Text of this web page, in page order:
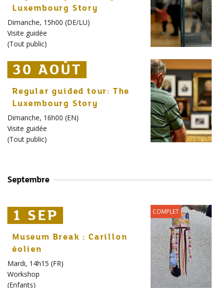
Luxembourg Story
Dimanche, 15h00 (DE/LU)
Visite guidée
(Tout public)
30 AOÛT
30 AOÛT
30 AOÛT
Regular guided tour: The
Luxembourg Story
Dimanche, 16h00 (EN)
Visite guidée
(Tout public)
Septembre
1 SEP
1 SEP
1 SEP COMPLET
Museum Break : Carillon
éolien
Mardi, 14h15 (FR)
Workshop
(Enfants)